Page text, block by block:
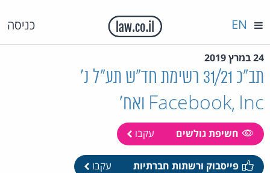
כניסה EN
24 במרץ 2019
תב"כ 31/21 רשימת חד"ש תע"ל נ'
Facebook, Inc ואח'
חשיפת גולשים עקבו
פייסבוק ורשתות חברתיות עקבו